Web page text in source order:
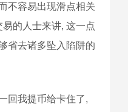
不容易出现滑点相关
的人士来讲, 这一点
省去诸多坠入陷阱的
回我提币给卡住了,